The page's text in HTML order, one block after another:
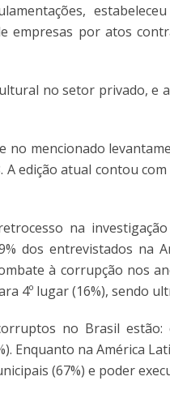
empresas por atos
no setor privado, e
no mencionado
edição atual contou
na
dos entrevistados na
à corrupção nos
4º lugar (16%), sendo
no Brasil estão:
Enquanto na América
(67%) e poder